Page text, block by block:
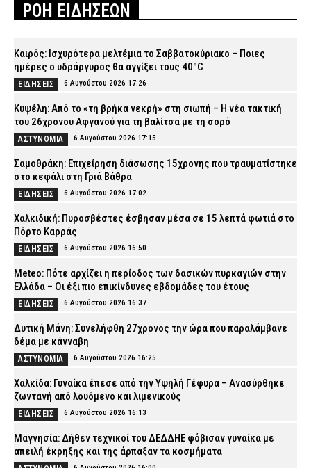
ΡΟΗ ΕΙΔΗΣΕΩΝ
Καιρός: Ισχυρότερα μελτέμια το Σαββατοκύριακο – Ποιες
ημέρες ο υδράργυρος θα αγγίξει τους 40°C
ΕΙΔΗΣΕΙΣ 6 Αυγούστου 2026 17:26
Κυψέλη: Από το «τη βρήκα νεκρή» στη σιωπή – Η νέα τακτική
του 26χρονου Αφγανού για τη βαλίτσα με τη σορό
ΑΣΤΥΝΟΜΙΑ 6 Αυγούστου 2026 17:15
Σαμοθράκη: Επιχείρηση διάσωσης 15χρονης που τραυματίστηκε
στο κεφάλι στη Γριά Βάθρα
ΕΙΔΗΣΕΙΣ 6 Αυγούστου 2026 17:02
Χαλκιδική: Πυροσβέστες έσβησαν μέσα σε 15 λεπτά φωτιά στο
Πόρτο Καρράς
ΕΙΔΗΣΕΙΣ 6 Αυγούστου 2026 16:50
Meteo: Πότε αρχίζει η περίοδος των δασικών πυρκαγιών στην
Ελλάδα – Οι έξι πιο επικίνδυνες εβδομάδες του έτους
ΕΙΔΗΣΕΙΣ 6 Αυγούστου 2026 16:37
Δυτική Μάνη: Συνελήφθη 27χρονος την ώρα που παραλάμβανε
δέμα με κάνναβη
ΑΣΤΥΝΟΜΙΑ 6 Αυγούστου 2026 16:25
Χαλκίδα: Γυναίκα έπεσε από την Υψηλή Γέφυρα – Ανασύρθηκε
ζωντανή από λουόμενο και λιμενικούς
ΕΙΔΗΣΕΙΣ 6 Αυγούστου 2026 16:13
Μαγνησία: Δήθεν τεχνικοί του ΔΕΔΔΗΕ φόβισαν γυναίκα με
απειλή έκρηξης και της άρπαξαν τα κοσμήματα